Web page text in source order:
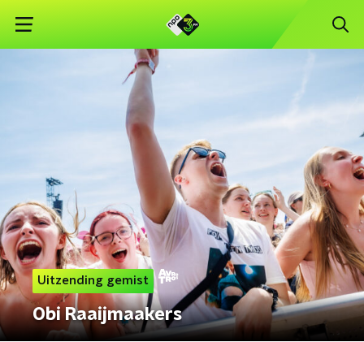
Uitzending gemist
Obi Raaijmaakers